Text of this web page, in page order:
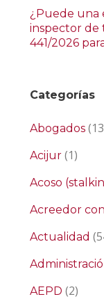
¿Puede una
inspector de
441/2026
Categorías
Abogados
Acijur (1)
Acoso
Acreedor
Actualidad
AEPD (2)